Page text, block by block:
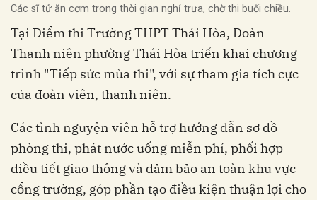
Các sĩ tử ăn cơm trong thời gian nghỉ trưa, chờ thi buổi chiều.
Tại Điểm thi Trường THPT Thái Hòa, Đoàn
Thanh niên phường Thái Hòa triển khai chương
trình "Tiếp sức mùa thi", với sự tham gia tích cực
của đoàn viên, thanh niên.
Các tình nguyện viên hỗ trợ hướng dẫn sơ đồ
phòng thi, phát nước uống miễn phí, phối hợp
điều tiết giao thông và đảm bảo an toàn khu vực
cổng trường, góp phần tạo điều kiện thuận lợi cho